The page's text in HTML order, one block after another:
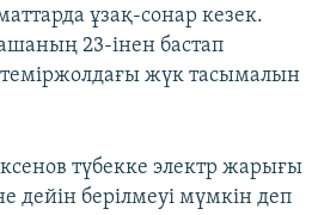
ұзақ-сонар кезек.
23-інен бастап
жүк тасымалын
түбекке электр жарығы
дейін берілмеуі мүмкін деп